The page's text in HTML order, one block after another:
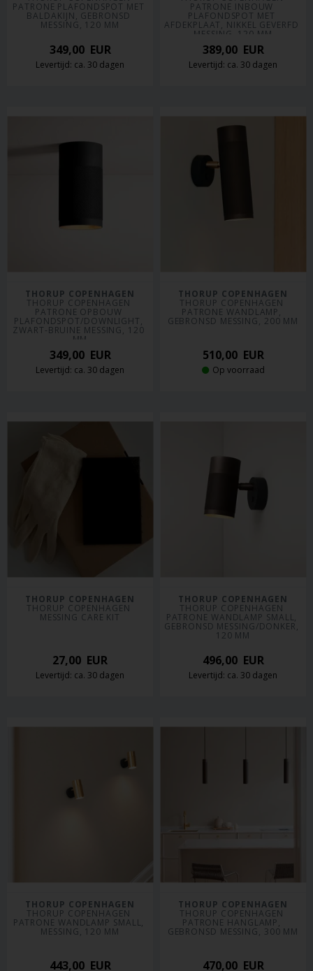
PATRONE PLAFONDSPOT MET
BALDAKIJN, GEBRONSD
MESSING, 120 MM
349,00EUR
Levertijd: ca. 30 dagen
PATRONE INBOUW
PLAFONDSPOT MET
AFDEKPLAAT, NIKKEL GEVERFD
MESSING, 120 MM
389,00EUR
Levertijd: ca. 30 dagen
THORUP COPENHAGEN
THORUP COPENHAGEN
PATRONE OPBOUW
PLAFONDSPOT/DOWNLIGHT,
ZWART-BRUINE MESSING, 120
MM
349,00EUR
Levertijd: ca. 30 dagen
THORUP COPENHAGEN
THORUP COPENHAGEN
PATRONE WANDLAMP,
GEBRONSD MESSING, 200 MM
510,00EUR
Op voorraad
THORUP COPENHAGEN
THORUP COPENHAGEN
MESSING CARE KIT
27,00 EUR
Levertijd: ca. 30 dagen
THORUP COPENHAGEN
THORUP COPENHAGEN
PATRONE WANDLAMP SMALL,
GEBRONSD MESSING/DONKER,
120 MM
496,00EUR
Levertijd: ca. 30 dagen
THORUP COPENHAGEN
THORUP COPENHAGEN
PATRONE WANDLAMP SMALL,
MESSING, 120 MM
443,00EUR
THORUP COPENHAGEN
THORUP COPENHAGEN
PATRONE HANGLAMP,
GEBRONSD MESSING, 300 MM
470,00EUR